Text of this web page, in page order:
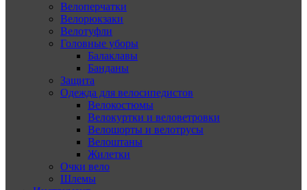
Велоперчатки
Велорюкзаки
Велотуфли
Головные уборы
Балаклавы
Банданы
Защита
Одежда для велосипедистов
Велокостюмы
Велокуртки и веловетровки
Велошорты и велотрусы
Велоштаны
Жилетки
Очки вело
Шлемы